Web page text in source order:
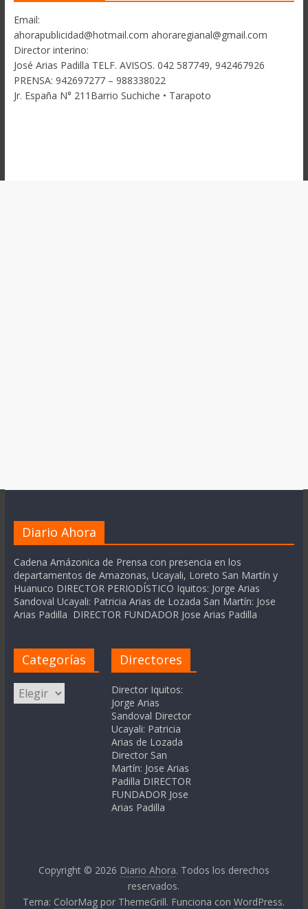
Email:
ahorapublicidad@hotmail.com ahoraregianal@gmail.com
Director interino:
José Arias Padilla TELF. AVISOS. 042 587749, 942467926
PRENSA: 942697277 – 988338022
Jr. España N° 211Barrio Suchiche • Tarapoto
Diario Ahora
Cadena Amázonica de Prensa con presencia en los
departamentos de Amazonas, Ucayali, Loreto San Martín y
Huanuco DIRECTOR PERIODÍSTICO Iquitos: Jorge Arias
Sandoval Ucayali: Patricia Arias de Lozada San Martín: Jose
Arias Padilla DIRECTOR FUNDADOR Jose Arias Padilla
Categorías
Categorías
Directores
Director Iquitos:
Jorge Arias
Sandoval Director
Ucayali: Patricia
Arias de Lozada
Director San
Martín: Jose Arias
Padilla DIRECTOR
FUNDADOR Jose
Arias Padilla
Copyright © 2026 Diario Ahora. Todos los derechos
reservados.
Tema: ColorMag por ThemeGrill. Funciona conWordPress.